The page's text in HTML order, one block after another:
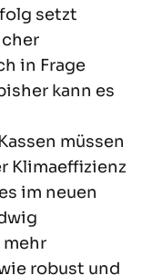
setzt
in Frage
kann es
Kassen müssen
Klimaeffizienz
im neuen
mehr
ie robust und